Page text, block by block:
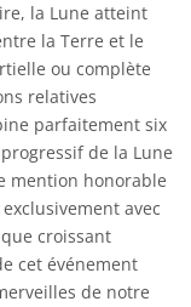
la Lune atteint
la Terre et le
ou complète
relatives
parfaitement six
de la Lune
mention honorable
avec
croissant
cet événement
de notre